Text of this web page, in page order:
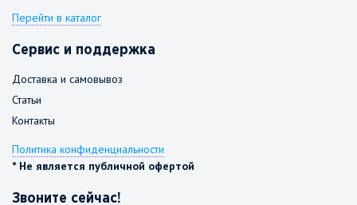
Перейти в каталог
Сервис и поддержка
Доставка и самовывоз
Статьи
Контакты
Политика конфиденциальности
* Не является публичной офертой
Звоните сейчас!